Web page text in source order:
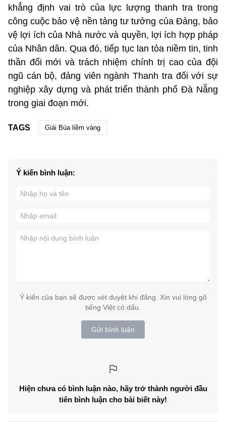
khẳng định vai trò của lực lượng thanh tra trong
công cuộc bảo vệ nền tảng tư tưởng của Đảng, bảo
vệ lợi ích của Nhà nước và quyền, lợi ích hợp pháp
của Nhân dân. Qua đó, tiếp tục lan tỏa niềm tin, tinh
thần đổi mới và trách nhiệm chính trị cao của đội
ngũ cán bộ, đảng viên ngành Thanh tra đối với sự
nghiệp xây dựng và phát triển thành phố Đà Nẵng
trong giai đoạn mới.
TAGS Giải Búa liềm vàng
Ý kiến bình luận:
Ý kiến của bạn sẽ được xét duyệt khi đăng. Xin vui lòng gõ
tiếng Việt có dấu.
Gửi bình luận
Hiện chưa có bình luận nào, hãy trở thành người đầu
tiên bình luận cho bài biết này!